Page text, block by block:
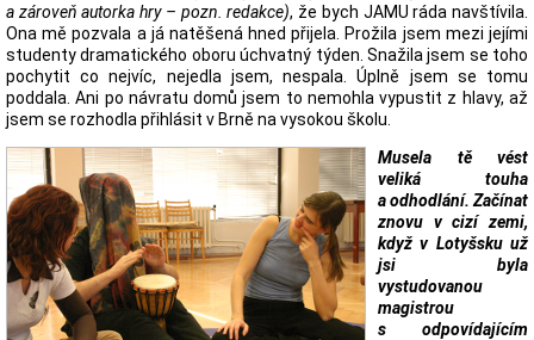
a zároveň autorka hry – pozn. redakce), že bych JAMU ráda navštívila.
Ona mě pozvala a já natěšená hned přijela. Prožila jsem mezi jejími
studenty dramatického oboru úchvatný týden. Snažila jsem se toho
pochytit co nejvíc, nejedla jsem, nespala. Úplně jsem se tomu
poddala. Ani po návratu domů jsem to nemohla vypustit z hlavy, až
jsem se rozhodla přihlásit v Brně na vysokou školu.
Musela tě vést
veliká touha
a odhodlání. Začínat
znovu v cizí zemi,
když v Lotyšsku už
jsi byla
vystudovanou
magistrou
s odpovídajícím